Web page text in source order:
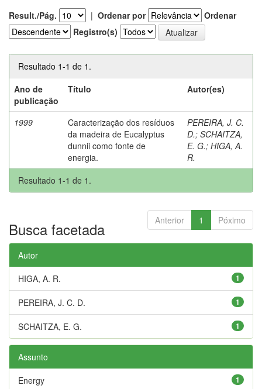
Result./Pág. | Ordenar por
Ordenar
Registro(s)
Resultado 1-1 de 1.
Ano de
publicação
Título Autor(es)
1999
Caracterização dos resíduos
da madeira de Eucalyptus
dunnii como fonte de
energia.
PEREIRA, J. C.
D.; SCHAITZA,
E. G.; HIGA, A.
R.
Resultado 1-1 de 1.
Anterior 1 Póximo
Busca facetada
Autor
1
HIGA, A. R.
1
PEREIRA, J. C. D.
1
SCHAITZA, E. G.
Assunto
1
Energy